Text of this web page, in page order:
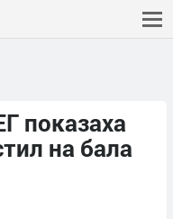
показаха
на бала